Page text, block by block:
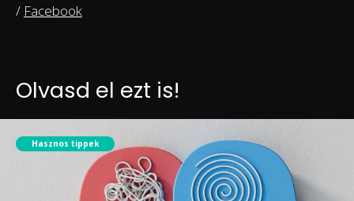
/ Facebook
Olvasd el ezt is!
Hasznos tippek